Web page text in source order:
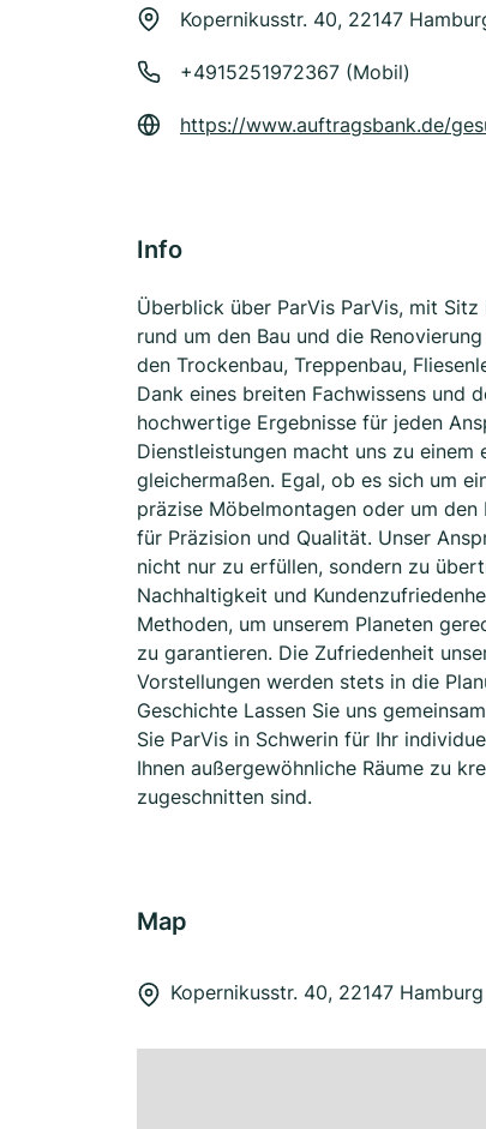
Kopernikusstr. 40, 22147
+4915251972367 (Mobil)
https://www.auftragsbank.de/
Info
Überblick über ParVis ParVis, mit
rund um den Bau und die
den Trockenbau, Treppenbau,
Dank eines breiten Fachwissens und
hochwertige Ergebnisse für jeden
Dienstleistungen macht uns zu
gleichermaßen. Egal, ob es sich um
präzise Möbelmontagen oder um
für Präzision und Qualität. Unser
nicht nur zu erfüllen, sondern zu
Nachhaltigkeit und
Methoden, um unserem Planeten
zu garantieren. Die Zufriedenheit
Vorstellungen werden stets in die
Geschichte Lassen Sie uns
Sie ParVis in Schwerin für Ihr
Ihnen außergewöhnliche Räume zu
zugeschnitten sind.
Map
Kopernikusstr. 40, 22147 Hamburg